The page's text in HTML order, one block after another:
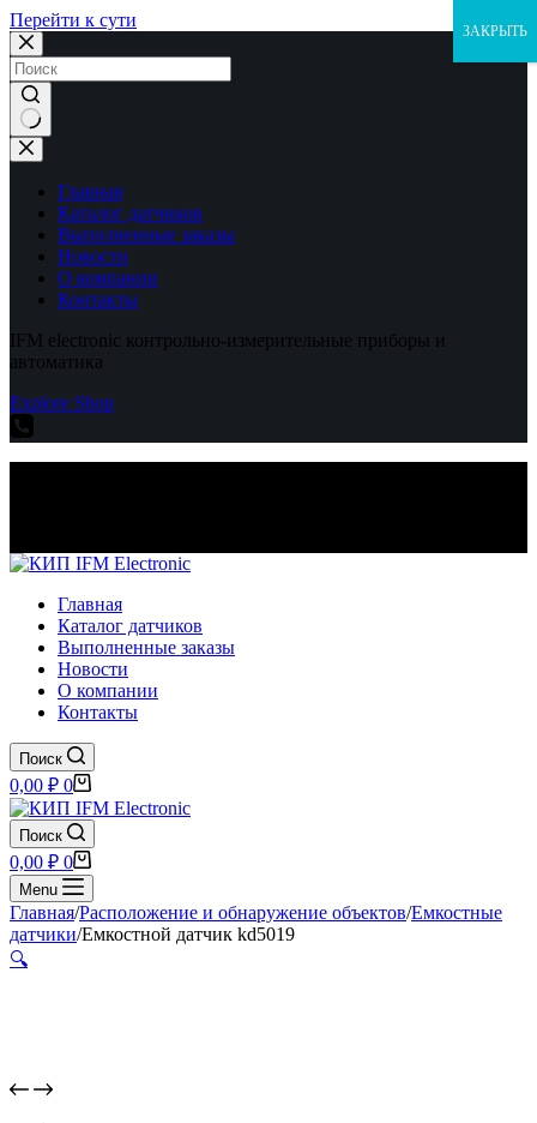
Перейти к сути
Ничего
не
найденоГлавная
Каталог датчиков
Выполненные заказы
Новости
О компании
Контакты
IFM electronic контрольно-измерительные приборы и
автоматика
Explore Shop
Главная
Каталог датчиков
Выполненные заказы
Новости
О компании
Контакты
Поиск
Корзина
0,00 ₽ 0
Поиск
Корзина
0,00 ₽ 0
Menu
Главная/Расположение и обнаружение объектов/Емкостные
датчики/Емкостной датчик kd5019
🔍
ЗАКРЫТЬ